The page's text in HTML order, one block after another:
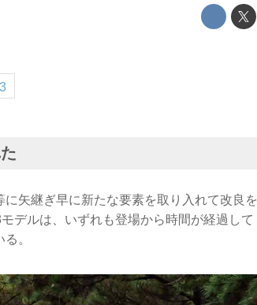
3
矢継ぎ早に新たな要素を取り入れて改良を
デルは、いずれも登場から時間が経過して
。